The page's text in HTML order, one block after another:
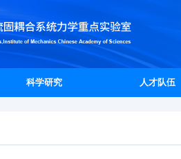
科学研究 人才队伍